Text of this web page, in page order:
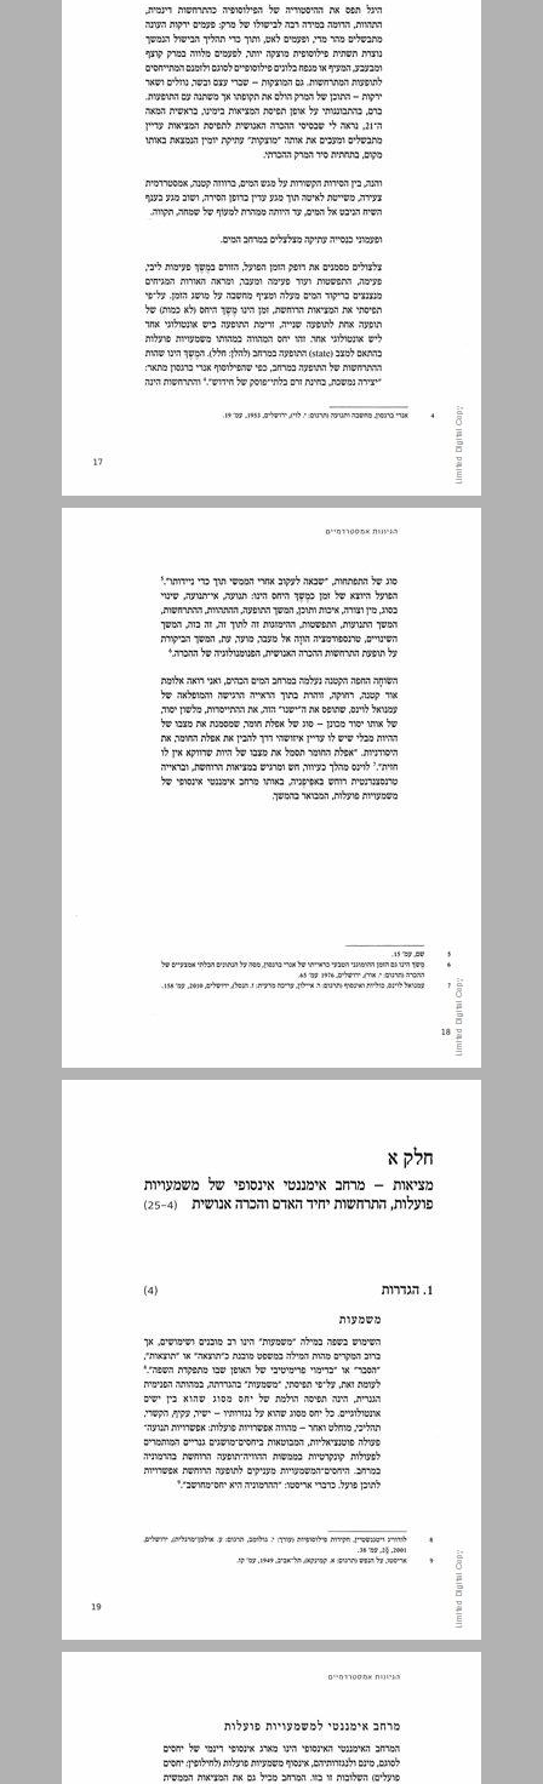
חלק א מציאות - מרחב אימננטי אינסופי של משמעויות פועלות, התרחשות יחיד האדם והכרה אנושית ... 19